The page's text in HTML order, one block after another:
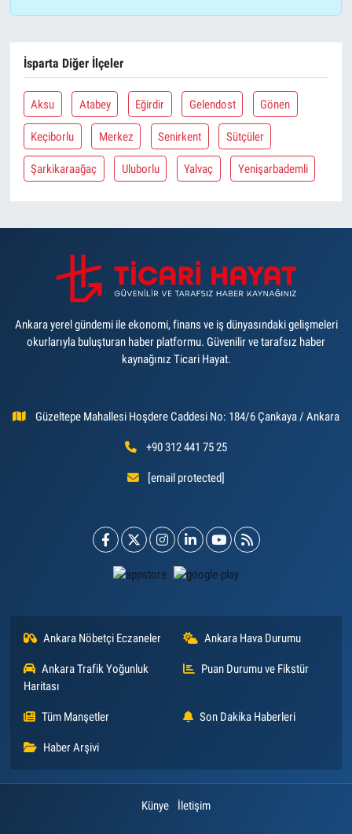
İsparta Diğer İlçeler
Aksu Atabey Eğirdir Gelendost Gönen
Keçiborlu Merkez Senirkent Sütçüler
Şarkikaraağaç Uluborlu Yalvaç Yenişarbademli
Ankara yerel gündemi ile ekonomi, finans ve iş dünyasındaki gelişmeleri
okurlarıyla buluşturan haber platformu. Güvenilir ve tarafsız haber
kaynağınız Ticari Hayat.
Güzeltepe Mahallesi Hoşdere Caddesi No: 184/6 Çankaya / Ankara
+90 312 441 75 25
[email protected]
Ankara Nöbetçi Eczaneler Ankara Hava Durumu
Ankara Trafik Yoğunluk
Haritası
Puan Durumu ve Fikstür
Tüm Manşetler Son Dakika Haberleri
Haber Arşivi
Künye İletişim